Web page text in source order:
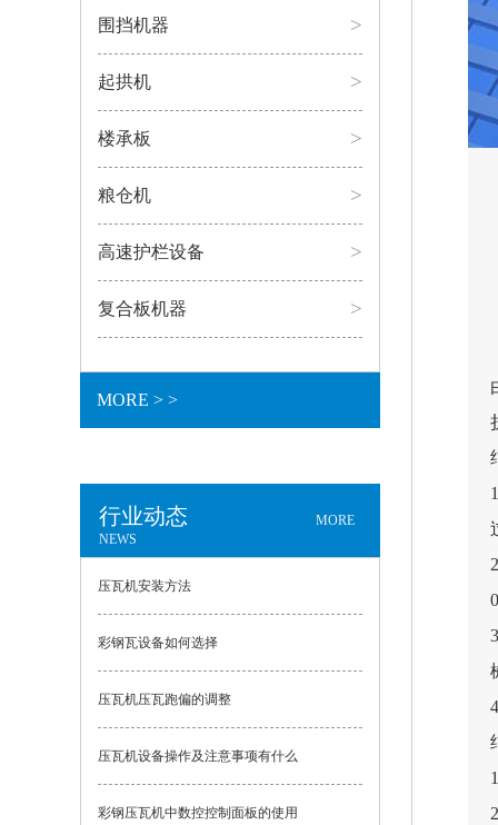
围挡机器 >
起拱机 >
楼承板 >
粮仓机 >
高速护栏设备 >
复合板机器 >
MORE > >
行业动态
NEWS
MORE
压瓦机安装方法
彩钢瓦设备如何选择
压瓦机压瓦跑偏的调整
压瓦机设备操作及注意事项有什么
彩钢压瓦机中数控控制面板的使用